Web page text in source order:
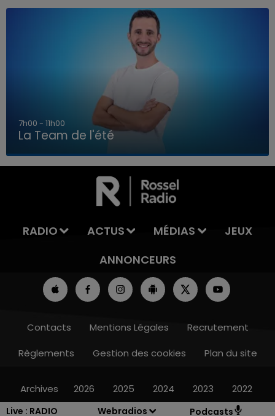
Live : RADIO Webradios Podcasts
LA TEAM DE L'ÉTÉ
7h00 - 11h00
La Team de l'été
RADIO ACTUS MÉDIAS
JEUX
ANNONCEURS
Contacts Mentions Légales
Recrutement
Règlements
Gestion des cookies Plan du site
Archives 2026 2025 2024 2023 2022